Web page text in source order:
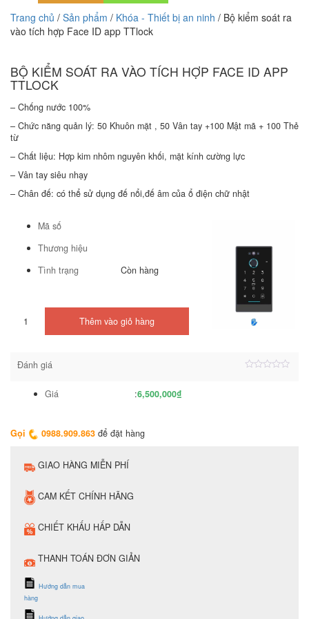
Trang chủ / Sản phẩm / Khóa - Thiết bị an ninh / Bộ kiểm soát ra
vào tích hợp Face ID app TTlock
BỘ KIỂM SOÁT RA VÀO TÍCH HỢP FACE ID APP
TTLOCK
– Chống nước 100%
– Chức năng quản lý: 50 Khuôn mặt , 50 Vân tay +100 Mật mã + 100 Thẻ
từ
– Chất liệu: Hợp kim nhôm nguyên khối, mặt kính cường lực
– Vân tay siêu nhạy
– Chân đế: có thể sử dụng đế nổi,đế âm của ổ điện chữ nhật
Mã số
Thương hiệu
Tình trạng
Còn hàng
kiểm
vào
tích
TTlock
số
Thêm vào giỏ hàng
Đánh giá
Giá :6,500,000₫
Gọi 0988.909.863 để đặt hàng
GIAO HÀNG MIỄN PHÍ
CAM KẾT CHÍNH HÃNG
CHIẾT KHẤU HẤP DẪN
THANH TOÁN ĐƠN GIẢN
Hướng dẫn mua
hàng